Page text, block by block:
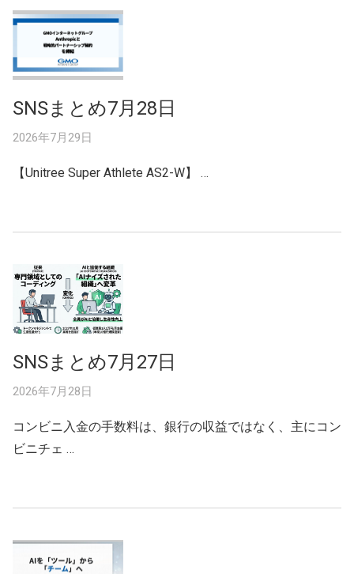
SNSまとめ7月28日
2026年7月29日
【Unitree Super Athlete AS2-W】 …
SNSまとめ7月27日
2026年7月28日
コンビニ入金の手数料は、銀行の収益ではなく、主にコン
ビニチェ …